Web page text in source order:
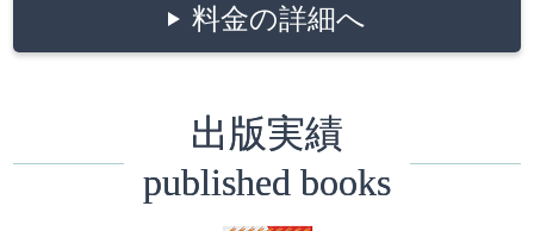
料金の詳細へ
出版実績
published books